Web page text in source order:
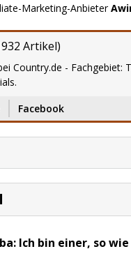
Marketing-Anbieter
Artikel)
Country.de - Fachgebiet:
Facebook
Ich bin einer, so